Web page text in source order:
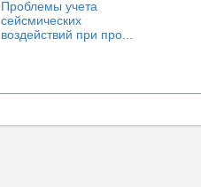
Проблемы учета
сейсмических
воздействий при про...